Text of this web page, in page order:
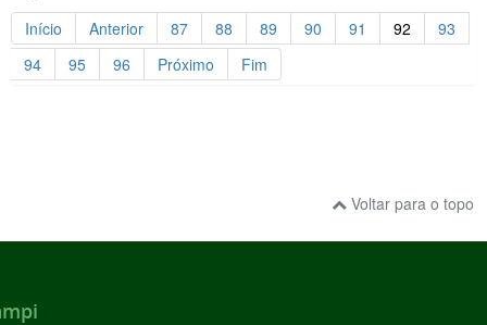
Início
Anterior 87 88 89 90 91 92
93
94
95 96 Próximo Fim
Voltar para o topo